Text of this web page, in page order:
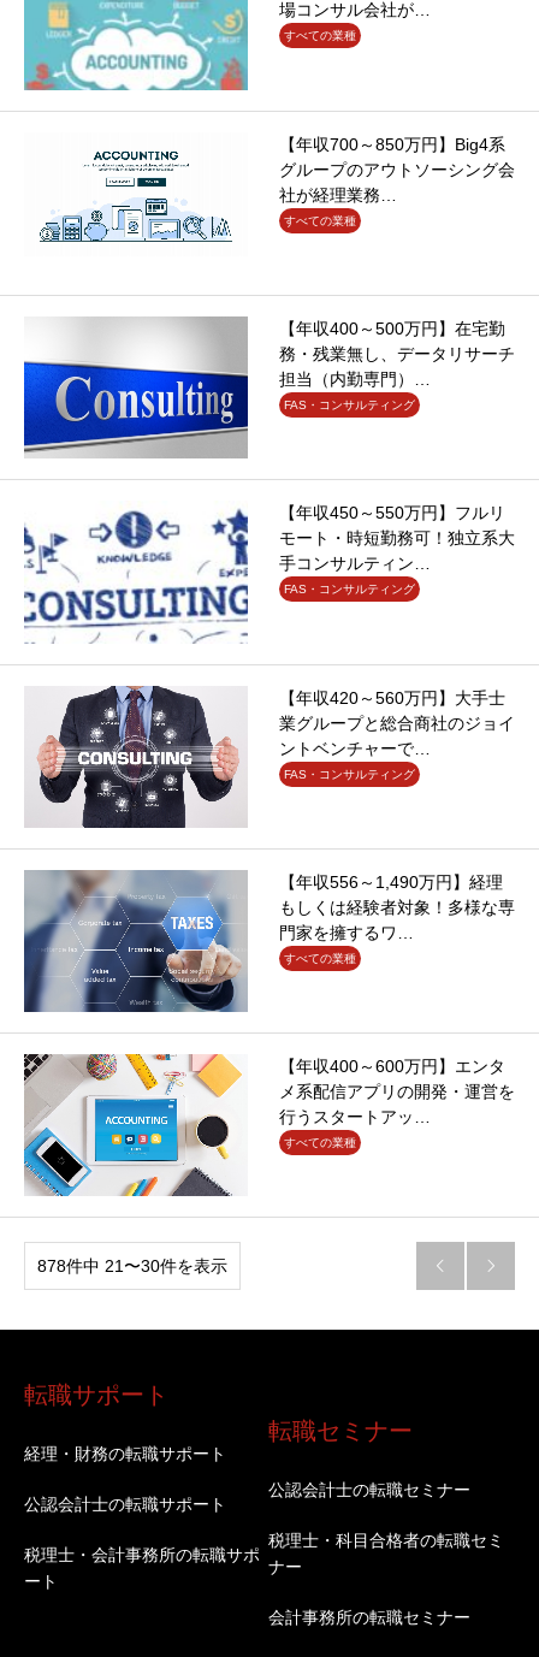
場コンサル会社が…
すべての業種
【年収700～850万円】Big4系
グループのアウトソーシング会
社が経理業務…
すべての業種
【年収400～500万円】在宅勤
務・残業無し、データリサーチ
担当（内勤専門）…
FAS・コンサルティング
【年収450～550万円】フルリ
モート・時短勤務可！独立系大
手コンサルティン…
FAS・コンサルティング
【年収420～560万円】大手士
業グループと総合商社のジョイ
ントベンチャーで…
FAS・コンサルティング
【年収556～1,490万円】経理
もしくは経験者対象！多様な専
門家を擁するワ…
すべての業種
【年収400～600万円】エンタ
メ系配信アプリの開発・運営を
行うスタートアッ…
すべての業種
878件中 21〜30件を表示  
転職サポート
経理・財務の転職サポート
公認会計士の転職サポート
税理士・会計事務所の転職サポ
ート
転職セミナー
公認会計士の転職セミナー
税理士・科目合格者の転職セミ
ナー
会計事務所の転職セミナー